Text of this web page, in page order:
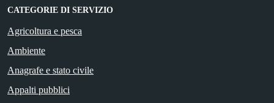
CATEGORIE DI SERVIZIO
Agricoltura e pesca
Ambiente
Anagrafe e stato civile
Appalti pubblici